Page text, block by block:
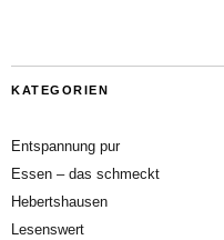
KATEGORIEN
Entspannung pur
Essen – das schmeckt
Hebertshausen
Lesenswert